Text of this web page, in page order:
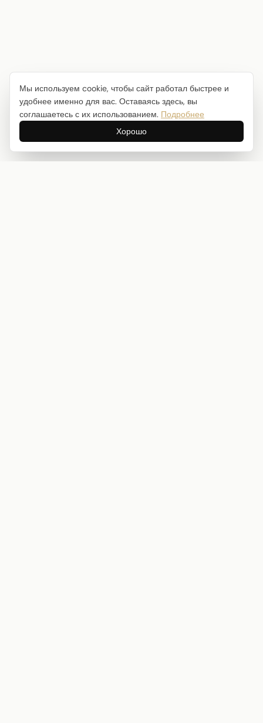
Мы используем cookie, чтобы сайт работал быстрее и
удобнее именно для вас. Оставаясь здесь, вы
соглашаетесь с их использованием. Подробнее
Хорошо